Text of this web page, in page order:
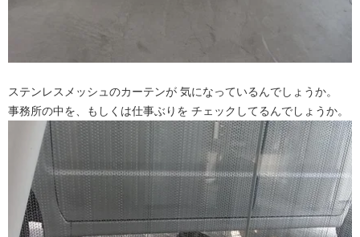
ステンレスメッシュのカーテンが 気になっているんでしょうか。
事務所の中を、もしくは仕事ぶりを チェックしてるんでしょうか。